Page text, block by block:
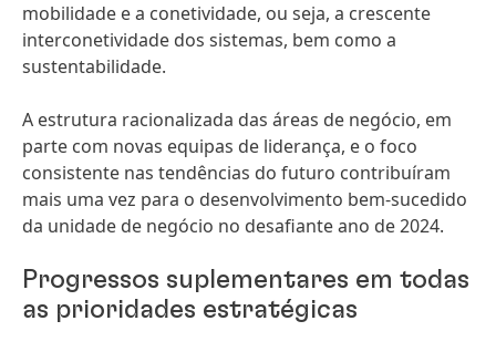
mobilidade e a conetividade, ou seja, a crescente
interconetividade dos sistemas, bem como a
sustentabilidade.
A estrutura racionalizada das áreas de negócio, em
parte com novas equipas de liderança, e o foco
consistente nas tendências do futuro contribuíram
mais uma vez para o desenvolvimento bem-sucedido
da unidade de negócio no desafiante ano de 2024.
Progressos suplementares em todas
as prioridades estratégicas